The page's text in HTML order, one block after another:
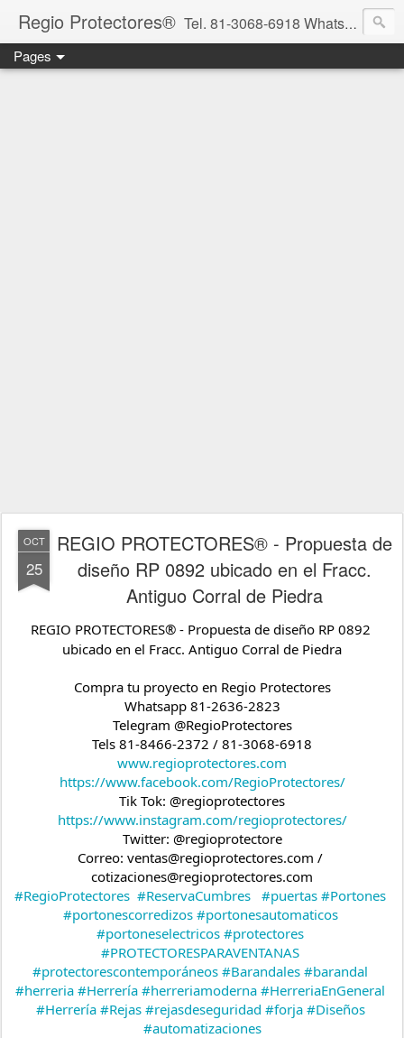
Regio Protectores® Tel. 81-3068-6918 WhatsApp 81-2636-2823 / 33-1145-3780 cotizacionregioprotectores@gmail.com / regioprotectores@gmail.com https://www.facebook.com/RegioProtectores/
Pages
OCT
25
REGIO PROTECTORES® - Propuesta de
diseño RP 0892 ubicado en el Fracc.
Antiguo Corral de Piedra
REGIO PROTECTORES® - Propuesta de diseño RP 0892
ubicado en el Fracc. Antiguo Corral de Piedra
Compra tu proyecto en Regio Protectores
Whatsapp 81-2636-2823
Telegram @RegioProtectores
Tels 81-8466-2372 / 81-3068-6918
www.regioprotectores.com
https://www.facebook.com/RegioProtectores/
Tik Tok: @regioprotectores
https://www.instagram.com/regioprotectores/
Twitter: @regioprotectore
Correo: ventas@regioprotectores.com /
cotizaciones@regioprotectores.com
#RegioProtectores #ReservaCumbres #puertas #Portones
#portonescorredizos #portonesautomaticos
#portoneselectricos #protectores
#PROTECTORESPARAVENTANAS
#protectorescontemporáneos #Barandales #barandal
#herreria #Herrería #herreriamoderna #HerreriaEnGeneral
#Herrería #Rejas #rejasdeseguridad #forja #Diseños
#automatizaciones